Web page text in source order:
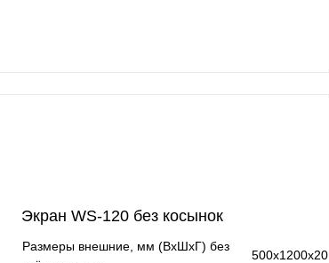
Экран WS-120 без косынок
Размеры внешние, мм (ВхШхГ) без
500x1200x20